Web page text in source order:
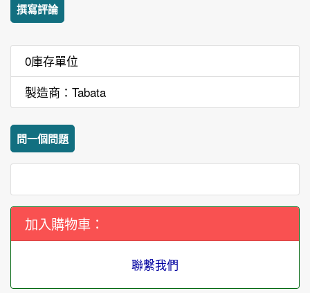
撰寫評論
0庫存單位
製造商：Tabata
問一個問題
加入購物車：
聯繫我們